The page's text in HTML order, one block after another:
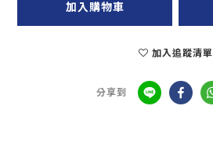
加入購物車
加入追蹤清單
分享到